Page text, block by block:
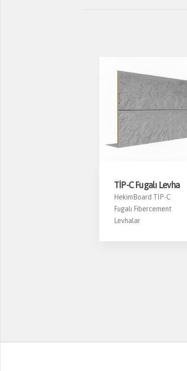
TİP-C Fugalı Levha
HekimBoard TİP-C
Fugalı Fibercement
Levhalar